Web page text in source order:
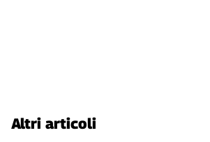
Altri articoli